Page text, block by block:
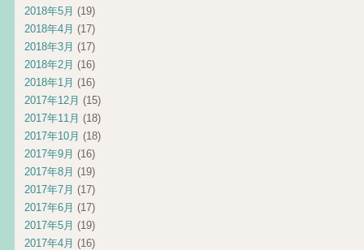
2018年5月 (19)
2018年4月 (17)
2018年3月 (17)
2018年2月 (16)
2018年1月 (16)
2017年12月 (15)
2017年11月 (18)
2017年10月 (18)
2017年9月 (16)
2017年8月 (19)
2017年7月 (17)
2017年6月 (17)
2017年5月 (19)
2017年4月 (16)